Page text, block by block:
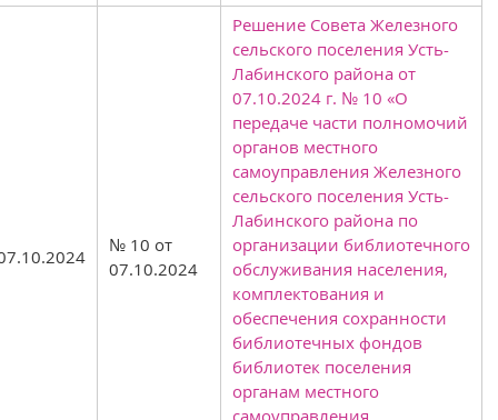
№ 10 от
07.10.2024
Решение Совета Железного
сельского поселения Усть-
Лабинского района от
07.10.2024 г. № 10 «О
передаче части полномочий
органов местного
самоуправления Железного
сельского поселения Усть-
Лабинского района по
организации библиотечного
обслуживания населения,
комплектования и
обеспечения сохранности
библиотечных фондов
библиотек поселения
органам местного
самоуправления